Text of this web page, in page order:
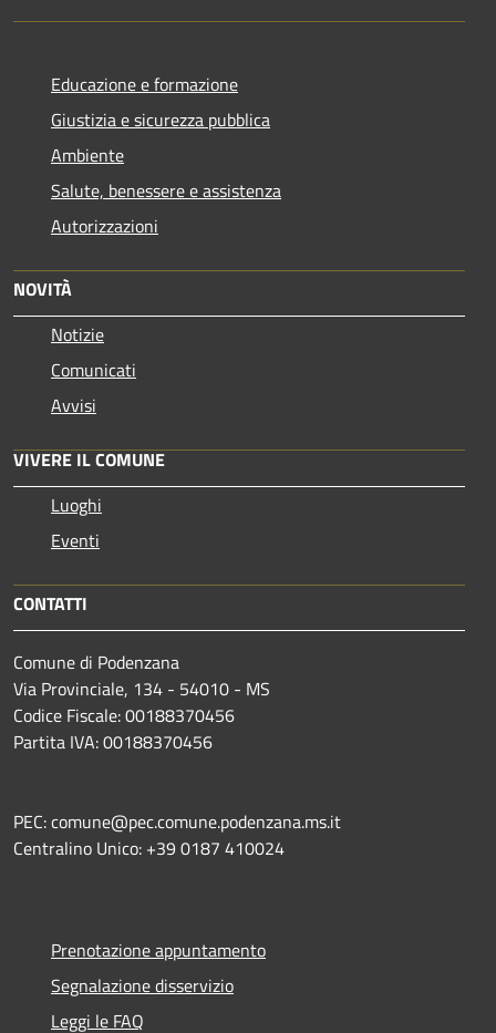
Educazione e formazione
Giustizia e sicurezza pubblica
Ambiente
Salute, benessere e assistenza
Autorizzazioni
NOVITÀ
Notizie
Comunicati
Avvisi
VIVERE IL COMUNE
Luoghi
Eventi
CONTATTI
Comune di Podenzana
Via Provinciale, 134 - 54010 - MS
Codice Fiscale: 00188370456
Partita IVA: 00188370456
PEC: comune@pec.comune.podenzana.ms.it
Centralino Unico: +39 0187 410024
Prenotazione appuntamento
Segnalazione disservizio
Leggi le FAQ